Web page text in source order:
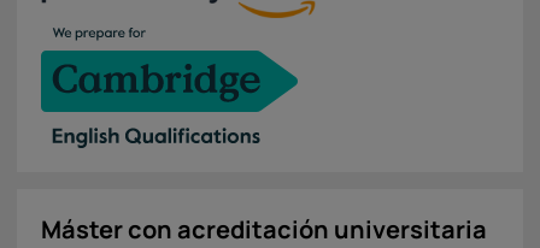
Máster con acreditación universitaria